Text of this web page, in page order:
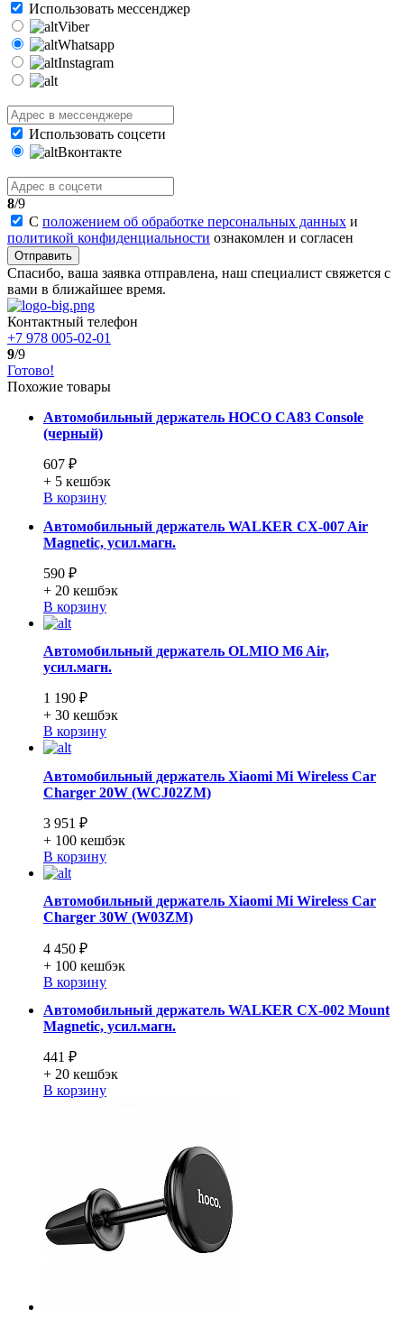
Использовать мессенджер
Viber
Whatsapp
Instagram
Использовать соцсети
Вконтакте
8/9
С положением об обработке персональных данных и
политикой конфиденциальности ознакомлен и согласен
Отправить
Спасибо, ваша заявка отправлена, наш специалист свяжется с
вами в ближайшее время.
Контактный телефон
+7 978 005-02-01
9/9
Готово!
Похожие товары
Автомобильный держатель HOCO CA83 Console
(черный)
607 ₽
+ 5 кешбэк
В корзину
Автомобильный держатель WALKER CX-007 Air
Magnetic, усил.магн.
590 ₽
+ 20 кешбэк
В корзину
Автомобильный держатель OLMIO M6 Air,
усил.магн.
1 190 ₽
+ 30 кешбэк
В корзину
Автомобильный держатель Xiaomi Mi Wireless Car
Charger 20W (WCJ02ZM)
3 951 ₽
+ 100 кешбэк
В корзину
Автомобильный держатель Xiaomi Mi Wireless Car
Charger 30W (W03ZM)
4 450 ₽
+ 100 кешбэк
В корзину
Автомобильный держатель WALKER CX-002 Mount
Magnetic, усил.магн.
441 ₽
+ 20 кешбэк
В корзину